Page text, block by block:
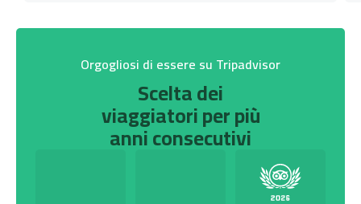
Orgogliosi di essere su Tripadvisor
Scelta dei
viaggiatori per più
anni consecutivi